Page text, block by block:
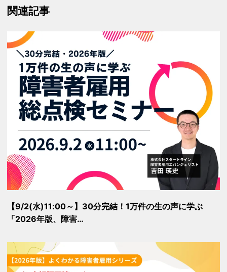
関連記事
【9/2(水)11:00～】30分完結！1万件の生の声に学ぶ
「2026年版、障害…